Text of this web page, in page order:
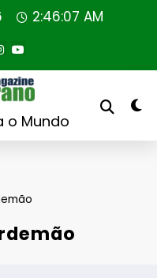
2:46:08 AM
o Mundo